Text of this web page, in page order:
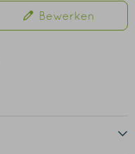
Bewerken